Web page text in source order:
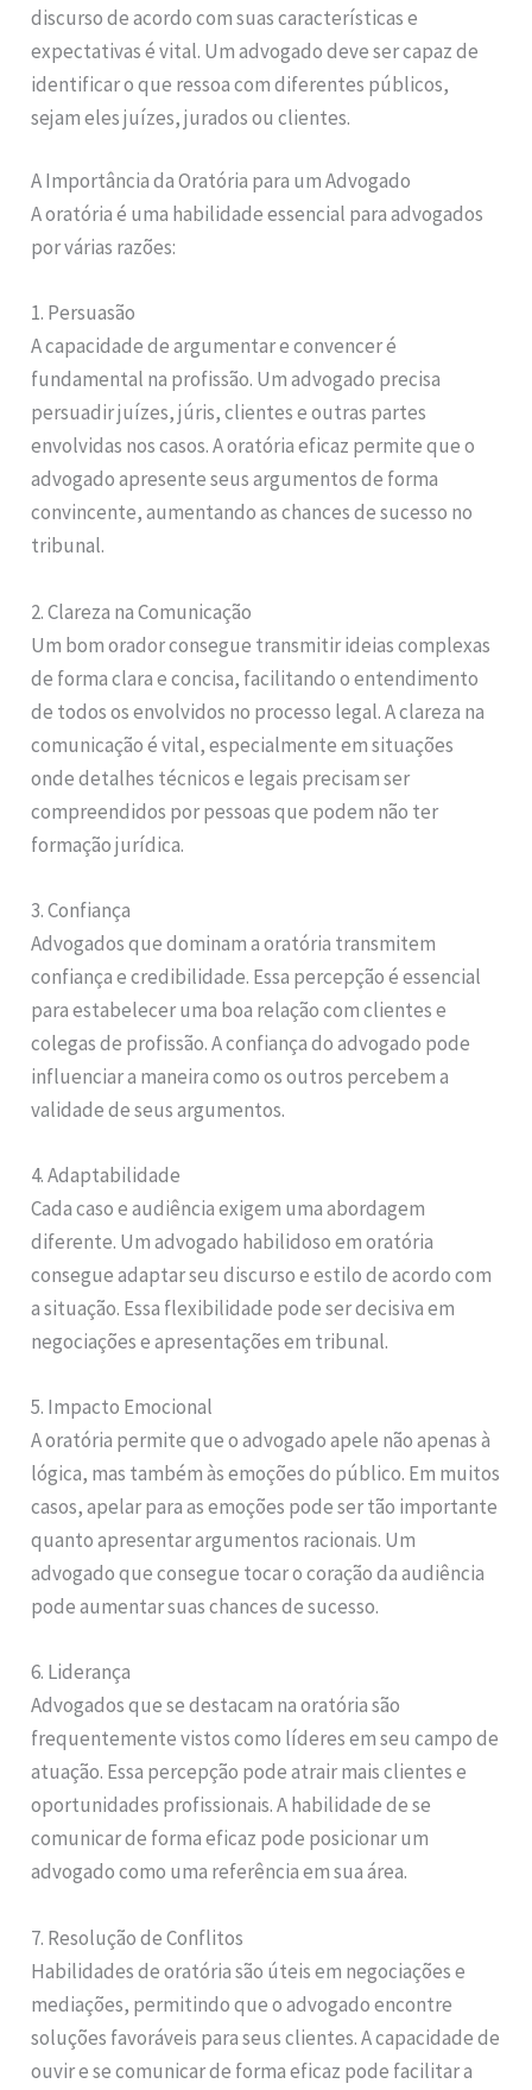
discurso de acordo com suas características e
expectativas é vital. Um advogado deve ser capaz de
identificar o que ressoa com diferentes públicos,
sejam eles juízes, jurados ou clientes.
A Importância da Oratória para um Advogado
A oratória é uma habilidade essencial para advogados
por várias razões:
1. Persuasão
A capacidade de argumentar e convencer é
fundamental na profissão. Um advogado precisa
persuadir juízes, júris, clientes e outras partes
envolvidas nos casos. A oratória eficaz permite que o
advogado apresente seus argumentos de forma
convincente, aumentando as chances de sucesso no
tribunal.
2. Clareza na Comunicação
Um bom orador consegue transmitir ideias complexas
de forma clara e concisa, facilitando o entendimento
de todos os envolvidos no processo legal. A clareza na
comunicação é vital, especialmente em situações
onde detalhes técnicos e legais precisam ser
compreendidos por pessoas que podem não ter
formação jurídica.
3. Confiança
Advogados que dominam a oratória transmitem
confiança e credibilidade. Essa percepção é essencial
para estabelecer uma boa relação com clientes e
colegas de profissão. A confiança do advogado pode
influenciar a maneira como os outros percebem a
validade de seus argumentos.
4. Adaptabilidade
Cada caso e audiência exigem uma abordagem
diferente. Um advogado habilidoso em oratória
consegue adaptar seu discurso e estilo de acordo com
a situação. Essa flexibilidade pode ser decisiva em
negociações e apresentações em tribunal.
5. Impacto Emocional
A oratória permite que o advogado apele não apenas à
lógica, mas também às emoções do público. Em muitos
casos, apelar para as emoções pode ser tão importante
quanto apresentar argumentos racionais. Um
advogado que consegue tocar o coração da audiência
pode aumentar suas chances de sucesso.
6. Liderança
Advogados que se destacam na oratória são
frequentemente vistos como líderes em seu campo de
atuação. Essa percepção pode atrair mais clientes e
oportunidades profissionais. A habilidade de se
comunicar de forma eficaz pode posicionar um
advogado como uma referência em sua área.
7. Resolução de Conflitos
Habilidades de oratória são úteis em negociações e
mediações, permitindo que o advogado encontre
soluções favoráveis para seus clientes. A capacidade de
ouvir e se comunicar de forma eficaz pode facilitar a